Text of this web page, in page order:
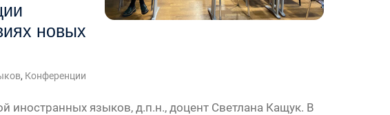
новых
, Конференции
иностранных языков, д.п.н., доцент Светлана Кащук. В